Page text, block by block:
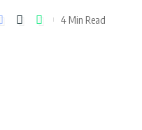
4 Min Read